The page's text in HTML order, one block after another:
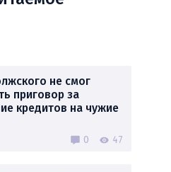
не смог
приговор за
кредитов на чужие
0 47